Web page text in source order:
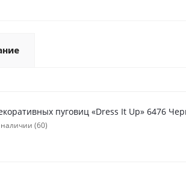
пуговиц «Dress It Up» 6476
наличии (60)